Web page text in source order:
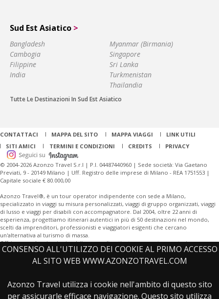
CONSENSO ALL'UTILIZZO DEI COOKIE AL PRIMO ACCESSO
AL SITO WEB WWW.AZONZOTRAVEL.COM
Azonzo Travel utilizza i cookie nell'ambito di questo sito
per assicurarle efficace navigazione. Questo sito utilizza
Sud Est Asiatico >
Bangladesh
Cambogia
Filippine
India
Myanmar (Birmania)
Singapore
Sri Lanka
Turkmenistan
Thailandia
Tutte Le Destinazioni In Sud Est Asiatico
CONTATTACI MAPPA DEL SITO MAPPA VIAGGI
LINK UTILI
SITI AMICI
TERMINI E CONDIZIONI CREDITS PRIVACY
© 2004-2026 Azonzo Travel S.r.l | P.I. 04487440960 | Sede società: Via Gaetano
Previati, 9 - 20149 Milano | Uff. Registro delle imprese di Milano - REA 1751553 |
Capitale sociale € 80.000,00
Azonzo Travel®, è un tour operator indipendente con sede a Milano,
specializzato in viaggi su misura personalizzati, viaggi di gruppo organizzati, viaggi
di lusso e viaggi per disabili con accompagnatore. Dal 2004, oltre 22 anni di
esperienza, progettiamo itinerari autentici in più di 50 destinazioni nel mondo,
scelti da imprenditori, professionisti e viaggiatori esigenti che cercano
un'alternativa al turismo di massa.
Offriamo anche viaggi aziendali personalizzati e tour operator per turismo
sostenibile.
Thailandia, Madagascar, Islanda, India, Perù, Sudafrica, e città leggendarie come
Bangkok, Tokyo, Reykjavik. Scopri il fascino dell'aurora boreale, esplora deserti,